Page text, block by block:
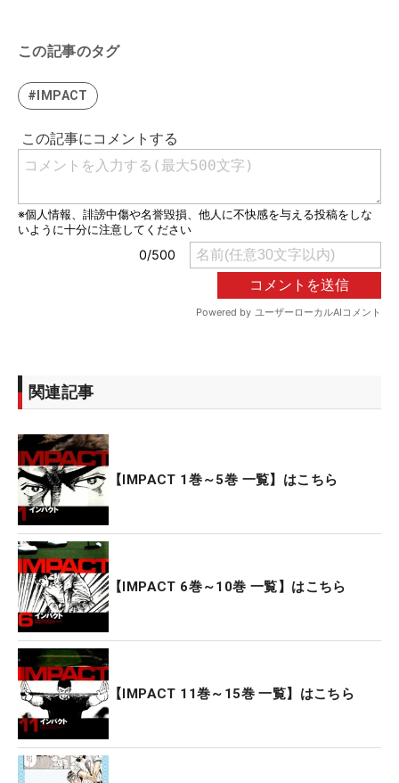
この記事のタグ
#IMPACT
関連記事
【IMPACT 1巻～5巻 一覧】はこちら
【IMPACT 6巻～10巻 一覧】はこちら
【IMPACT 11巻～15巻 一覧】はこちら